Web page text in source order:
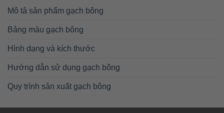
Mô tả sản phẩm gạch bông
Bảng màu gạch bông
Hình dạng và kích thước
Hướng dẫn sử dụng gạch bông
Quy trình sản xuất gạch bông